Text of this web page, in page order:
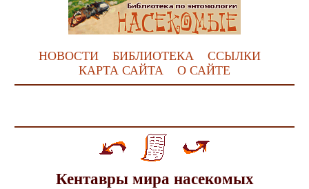
НОВОСТИ БИБЛИОТЕКА
ССЫЛКИ
КАРТА САЙТА
О САЙТЕ
Кентавры мира насекомых